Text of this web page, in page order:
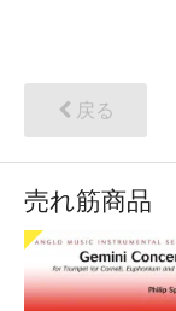
戻る
売れ筋商品